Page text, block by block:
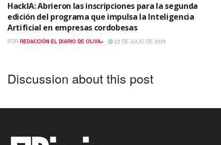
HackIA: Abrieron las inscripciones para la segunda
edición del programa que impulsa la Inteligencia
Artificial en empresas cordobesas
POR REDACCIÓN EL DIARIO DE OLIVA+ 22 DE JULIO DE 2026
Discussion about this post